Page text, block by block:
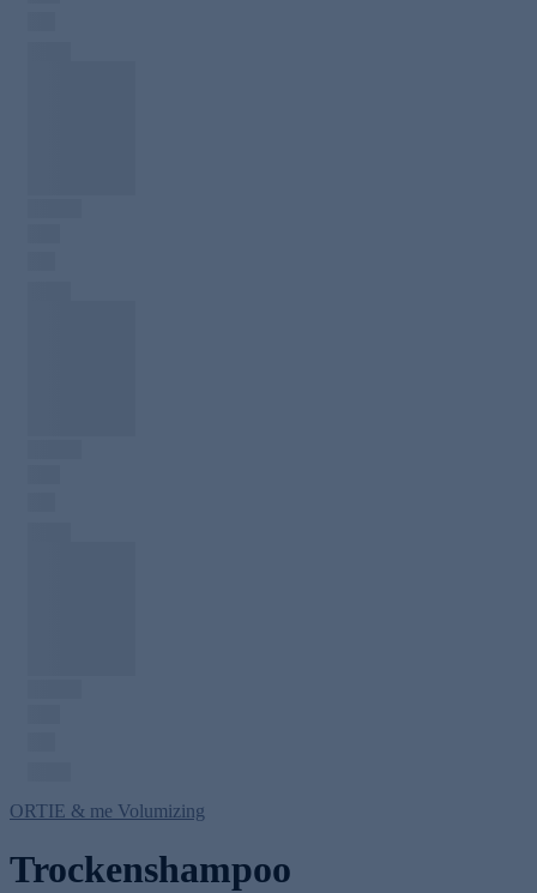
ORTIE & me Volumizing
Trockenshampoo